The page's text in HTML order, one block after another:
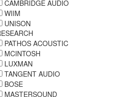
CAMBRIDGE AUDIO
WIIM
UNISON
PATHOS ACOUSTIC
MCINTOSH
LUXMAN
TANGENT AUDIO
BOSE
MASTERSOUND